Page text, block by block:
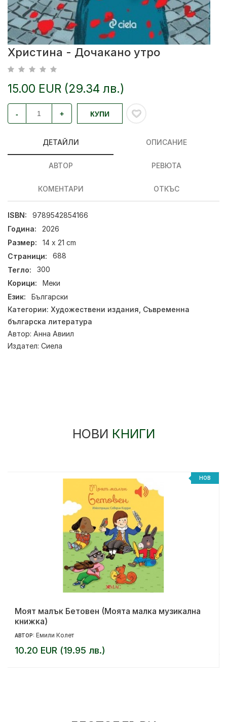
Христина - Дочакано утро
15.00 EUR (29.34 лв.)
- + КУПИ
ДЕТАЙЛИ ОПИСАНИЕ
АВТОР РЕВЮТА
КОМЕНТАРИ ОТКЪС
ISBN:
9789542854166
Година:
2026
Размер:
14 x 21 cm
Страници:
688
Тегло:
300
Корици:
Меки
Език:
Български
Категории: Художествени издания, Съвременна
българска литература
Автор: Анна Авиил
Издател: Сиела
НОВИ КНИГИ
НОВ
Моят малък Бетовен (Моята малка музикална
книжка)
АВТОР: Емили Колет
10.20 EUR (19.95 лв.)